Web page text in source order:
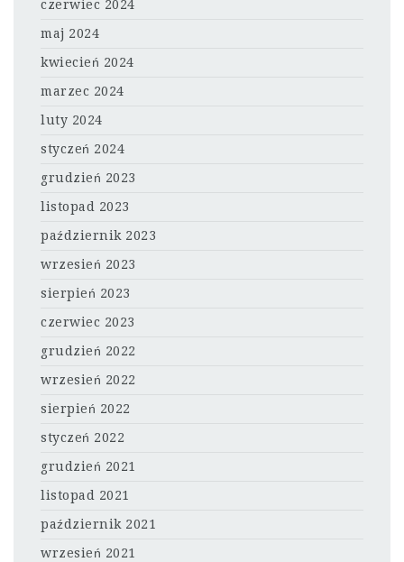
czerwiec 2024
maj 2024
kwiecień 2024
marzec 2024
luty 2024
styczeń 2024
grudzień 2023
listopad 2023
październik 2023
wrzesień 2023
sierpień 2023
czerwiec 2023
grudzień 2022
wrzesień 2022
sierpień 2022
styczeń 2022
grudzień 2021
listopad 2021
październik 2021
wrzesień 2021